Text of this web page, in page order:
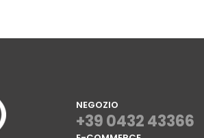
NEGOZIO
+39 0432 43366